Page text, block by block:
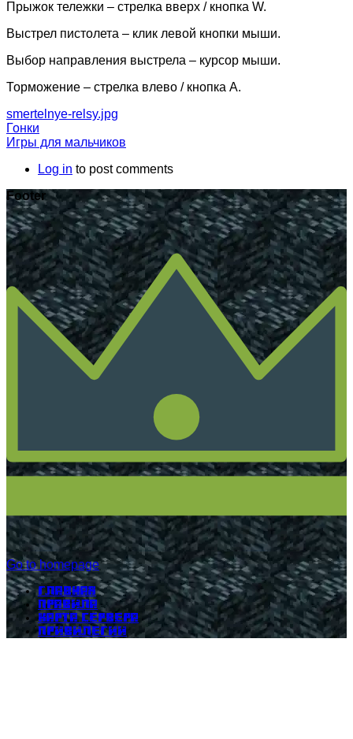
Прыжок тележки – стрелка вверх / кнопка W.
Выстрел пистолета – клик левой кнопки мыши.
Выбор направления выстрела – курсор мыши.
Торможение – стрелка влево / кнопка A.
smertelnye-relsy.jpg
Гонки
Игры для мальчиков
Log in to post comments
Footer
Go to homepage
Главная
Правила
Карта сервера
Привилегии